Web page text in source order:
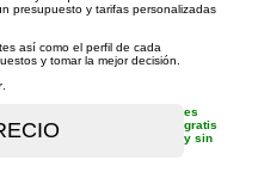
presupuesto y tarifas personalizadas
así como el perfil de cada
y tomar la mejor decisión.
es
gratis
y sin